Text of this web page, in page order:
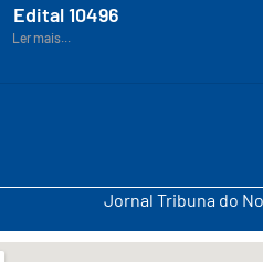
Edital 10496
Ler mais...
Jornal Tribuna do